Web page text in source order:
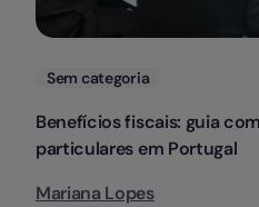
Categorias
Sem categoria
Benefícios fiscais: guia
particulares em Portugal
Mariana Lopes